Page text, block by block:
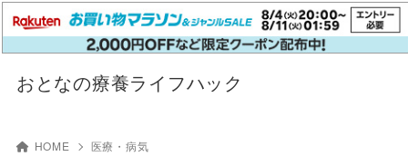
おとなの療養ライフハック
HOME 医療・病気